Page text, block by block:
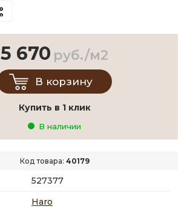
Код товара: 40179
527377
Haro
5 670 руб./м2
В корзину
Купить в 1 клик
В наличии